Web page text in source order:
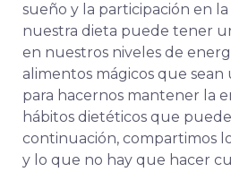
sueño y la participación en la
nuestra dieta puede tener
en nuestros niveles de
alimentos mágicos que sean
para hacernos mantener la
hábitos dietéticos que
continuación, compartimos
y lo que no hay que hacer